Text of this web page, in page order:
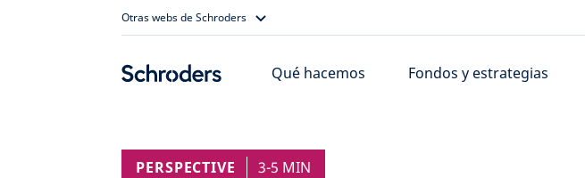
Otras webs de Schroders
Qué hacemos Fondos y estrategias
PERSPECTIVE 3-5 MIN